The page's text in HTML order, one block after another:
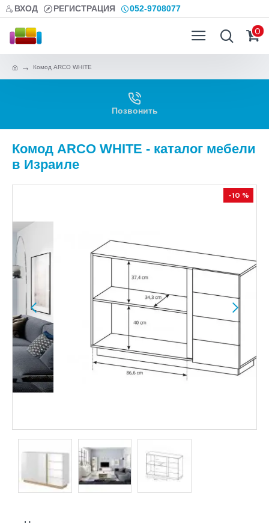
ВХОД РЕГИСТРАЦИЯ 052-9708077
0
Комод ARCO WHITE
Позвонить
Комод ARCO WHITE - каталог мебели
в Израиле
-10 %